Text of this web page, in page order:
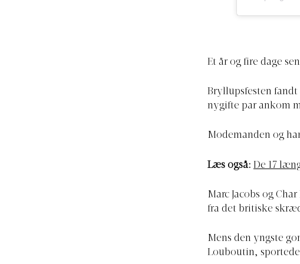
Et år og fire dage
Bryllupsfesten fandt
nygifte par ankom
Modemanden og
Læs også: De 17
Marc Jacobs og
fra det britiske
Mens den yngste
Louboutin, sportede